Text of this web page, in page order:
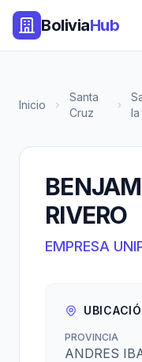
BoliviaHub
Inicio
Santa
Cruz
RIVERO
EMPRESA
PROVINCIA
ANDRES